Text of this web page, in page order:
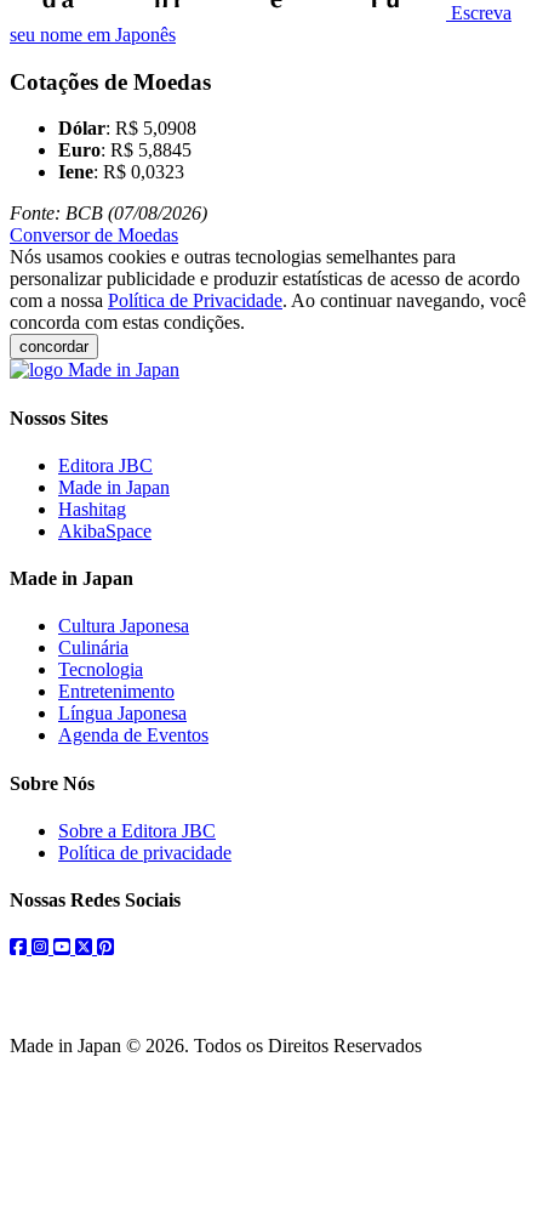
Escreva
seu nome em Japonês
Cotações de Moedas
Dólar: R$ 5,0908
Euro: R$ 5,8845
Iene: R$ 0,0323
Fonte: BCB (07/08/2026)
Conversor de Moedas
Nós usamos cookies e outras tecnologias semelhantes para
personalizar publicidade e produzir estatísticas de acesso de acordo
com a nossa Política de Privacidade. Ao continuar navegando, você
concorda com estas condições.
concordar
Nossos Sites
Editora JBC
Made in Japan
Hashitag
AkibaSpace
Made in Japan
Cultura Japonesa
Culinária
Tecnologia
Entretenimento
Língua Japonesa
Agenda de Eventos
Sobre Nós
Sobre a Editora JBC
Política de privacidade
Nossas Redes Sociais
facebook
instagram
youtube
twitterpinterest
Made in Japan © 2026. Todos os Direitos Reservados